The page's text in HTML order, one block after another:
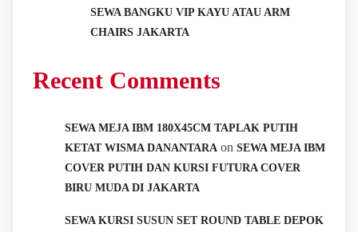
SEWA BANGKU VIP KAYU ATAU ARM
CHAIRS JAKARTA
Recent Comments
SEWA MEJA IBM 180X45CM TAPLAK PUTIH
KETAT WISMA DANANTARA on SEWA MEJA IBM
COVER PUTIH DAN KURSI FUTURA COVER
BIRU MUDA DI JAKARTA
SEWA KURSI SUSUN SET ROUND TABLE DEPOK